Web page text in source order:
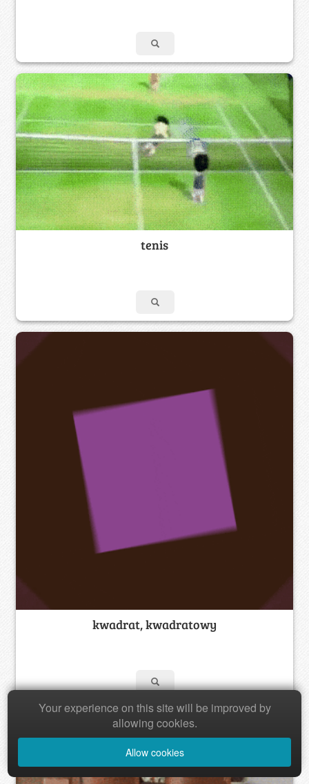
tenis
kwadrat, kwadratowy
Your experience on this site will be improved by
allowing cookies.
Allow cookies